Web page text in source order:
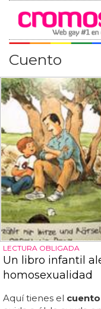
Cuento
LECTURA OBLIGADA
Un libro infantil
homosexualidad
Aquí tienes el cuento